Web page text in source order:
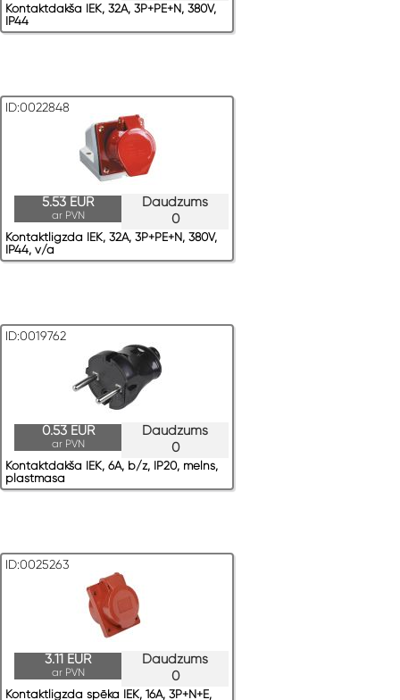
Kontaktdakša IEK, 32A, 3P+PE+N, 380V,
IP44
ID:0022848
Daudzums
0
5.53 EUR
ar PVN
Kontaktligzda IEK, 32A, 3P+PE+N, 380V,
IP44, v/a
ID:0019762
Daudzums
0
0.53 EUR
ar PVN
Kontaktdakša IEK, 6A, b/z, IP20, melns,
plastmasa
ID:0025263
Daudzums
0
3.11 EUR
ar PVN
Kontaktligzda spēka IEK, 16A, 3P+N+E,